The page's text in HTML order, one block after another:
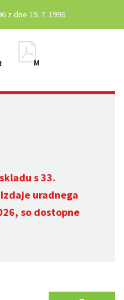
z dne 19. 7. 1996
s 33.
uradnega
so dostopne